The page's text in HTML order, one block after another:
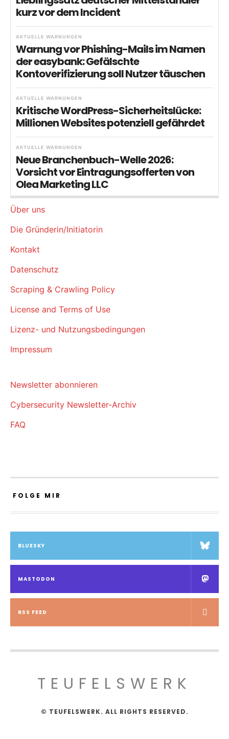
kurz vor dem Incident
AKTUELLE WARNUNGEN
Warnung vor Phishing-Mails im Namen
der easybank: Gefälschte
Kontoverifizierung soll Nutzer täuschen
AKTUELLE WARNUNGEN
Kritische WordPress-Sicherheitslücke:
Millionen Websites potenziell gefährdet
AKTUELLE WARNUNGEN
Neue Branchenbuch-Welle 2026:
Vorsicht vor Eintragungsofferten von
Olea Marketing LLC
Über uns
Die Gründerin/Initiatorin
Kontakt
Datenschutz
Scraping & Crawling Policy
License and Terms of Use
Lizenz- und Nutzungsbedingungen
Impressum
Newsletter abonnieren
Cybersecurity Newsletter-Archiv
FAQ
FOLGE MIR
BLUESKY
MASTODON
RSS FEED
TEUFELSWERK
© TEUFELSWERK. ALL RIGHTS RESERVED.